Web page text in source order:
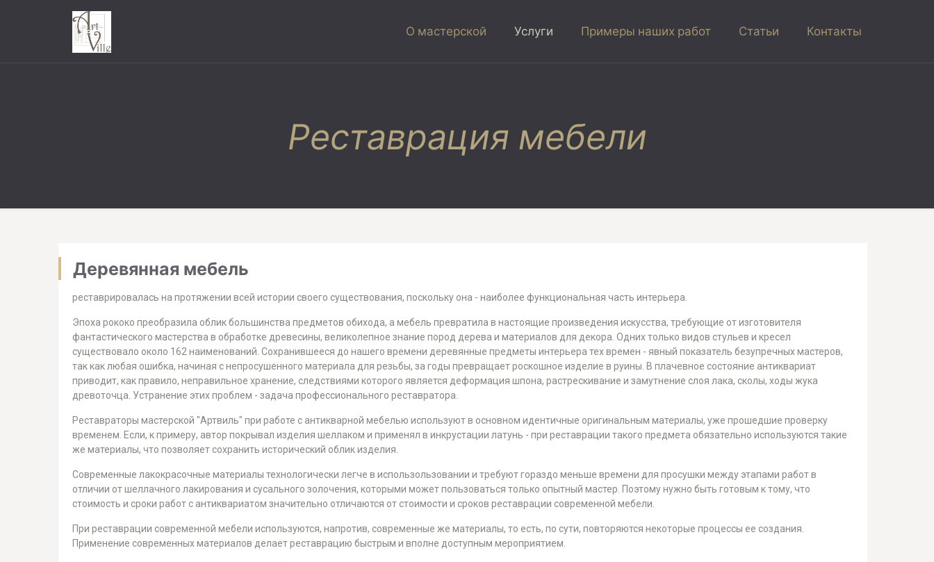
О мастерской Услуги Примеры наших работ Статьи Контакты
Реставрация мебели
Деревянная мебель
реставрировалась на протяжении всей истории своего существования, поскольку она - наиболее функциональная часть интерьера.
Эпоха рококо преобразила облик большинства предметов обихода, а мебель превратила в настоящие произведения искусства, требующие от изготовителя
фантастического мастерства в обработке древесины, великолепное знание пород дерева и материалов для декора. Одних только видов стульев и кресел
существовало около 162 наименований. Сохранившееся до нашего времени деревянные предметы интерьера тех времен - явный показатель безупречных мастеров,
так как любая ошибка, начиная с непросушенного материала для резьбы, за годы превращает роскошное изделие в руины. В плачевное состояние антиквариат
приводит, как правило, неправильное хранение, следствиями которого является деформация шпона, растрескивание и замутнение слоя лака, сколы, ходы жука
древоточца. Устранение этих проблем - задача профессионального реставратора.
Реставраторы мастерской "Артвиль" при работе с антикварной мебелью используют в основном идентичные оригинальным материалы, уже прошедшие проверку
временем. Если, к примеру, автор покрывал изделия шеллаком и применял в инкрустации латунь - при реставрации такого предмета обязательно используются такие
же материалы, что позволяет сохранить исторический облик изделия.
Современные лакокрасочные материалы технологически легче в использользовании и требуют гораздо меньше времени для просушки между этапами работ в
отличии от шеллачного лакирования и сусального золочения, которыми может пользоваться только опытный мастер. Поэтому нужно быть готовым к тому, что
стоимость и сроки работ с антиквариатом значительно отличаются от стоимости и сроков реставрации современной мебели.
При реставрации современной мебели используются, напротив, современные же материалы, то есть, по сути, повторяются некоторые процессы ее создания.
Применение современных материалов делает реставрацию быстрым и вполне доступным мероприятием.